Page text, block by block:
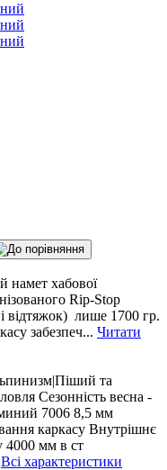
намет хабової
Rip-Stop
і відтяжок) лише 1700 гр.
забезпеч... Читати
та
Сезонність весна -
7006 8,5 мм
каркасу Внутрішнє
4000 мм в ст
Всі характеристики